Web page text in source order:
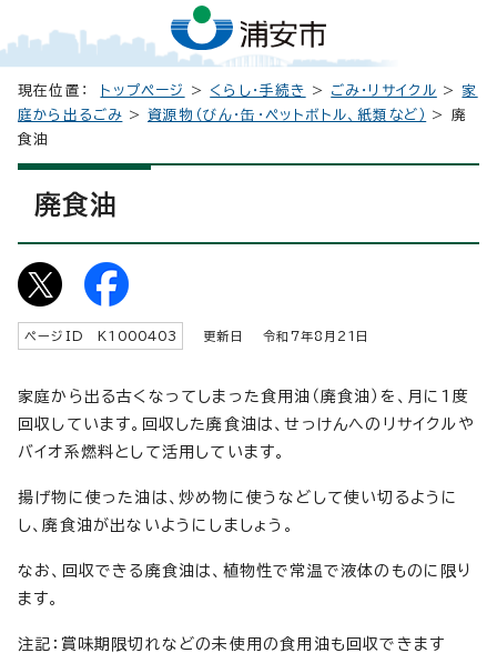
現在位置： トップページ > くらし・手続き > ごみ・リサイクル > 家
庭から出るごみ >資源物（びん・缶・ペットボトル、紙類など）
> 廃
食油
廃食油
ページID K 1000403 更新日 令和7年8月 21 日
家庭から出る古くなってしまった食用油（廃食油）を、月に1度
回収しています。回収した廃食油は、せっけんへのリサイクルや
バイオ系燃料として活用しています。
揚げ物に使った油は、炒め物に使うなどして使い切るように
し、廃食油が出ないようにしましょう。
なお、回収できる廃食油は、植物性で常温で液体のものに限り
ます。
注記：賞味期限切れなどの未使用の食用油も回収できます